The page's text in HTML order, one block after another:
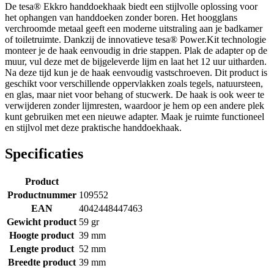
De tesa® Ekkro handdoekhaak biedt een stijlvolle oplossing voor
het ophangen van handdoeken zonder boren. Het hoogglans
verchroomde metaal geeft een moderne uitstraling aan je badkamer
of toiletruimte. Dankzij de innovatieve tesa® Power.Kit technologie
monteer je de haak eenvoudig in drie stappen. Plak de adapter op de
muur, vul deze met de bijgeleverde lijm en laat het 12 uur uitharden.
Na deze tijd kun je de haak eenvoudig vastschroeven. Dit product is
geschikt voor verschillende oppervlakken zoals tegels, natuursteen,
en glas, maar niet voor behang of stucwerk. De haak is ook weer te
verwijderen zonder lijmresten, waardoor je hem op een andere plek
kunt gebruiken met een nieuwe adapter. Maak je ruimte functioneel
en stijlvol met deze praktische handdoekhaak.
Specificaties
Product
Productnummer 109552
EAN
4042448447463
Gewicht product 59 gr
Hoogte product 39 mm
Lengte product 52 mm
Breedte product 39 mm